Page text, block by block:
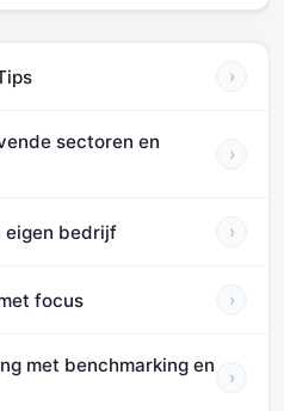
›
sectoren en
›
eigen bedrijf ›
focus ›
met benchmarking en
›